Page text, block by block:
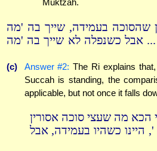
Muktzah.
שהסוכה בעמידה, שייך בה 'מה
אבל כשנפלה לא שייך בה 'מה
(c) Answer #2: The Ri explains
Succah is standing, the
applicable, but not once it falls
הכא מה שעצי סוכה אסורין
היינו כשהיו בעמידה, אבל